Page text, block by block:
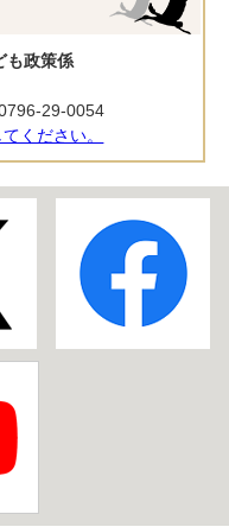
政策係
29-0054
ください。